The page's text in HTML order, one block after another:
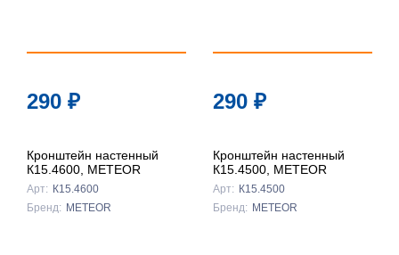
290 ₽
Кронштейн настенный
К15.4600, METEOR
Арт: К15.4600
Бренд: METEOR
290 ₽
Кронштейн настенный
К15.4500, METEOR
Арт: К15.4500
Бренд: METEOR